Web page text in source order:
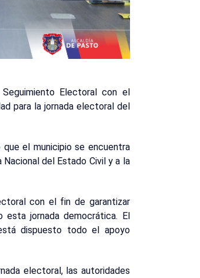
Electoral con el
para la jornada electoral del
que el municipio se encuentra
del Estado Civil y a la
con el fin de garantizar
esta jornada democrática. El
dispuesto todo el apoyo
electoral, las autoridades